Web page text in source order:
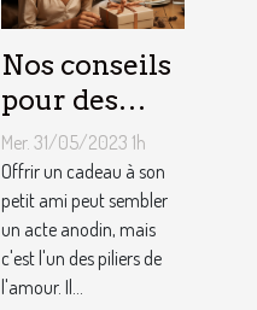
Nos conseils
pour des
cadeaux
idéaux et
originaux
pour votre
petit ami
Mer. 31/05/2023 1h
Offrir un cadeau à son
petit ami peut sembler
un acte anodin, mais
c'est l'un des piliers de
l'amour. Il...